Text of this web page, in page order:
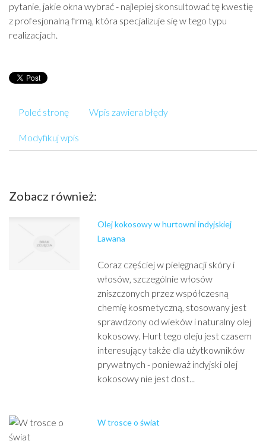
pytanie, jakie okna wybrać - najlepiej skonsultować tę kwestię
z profesjonalną firmą, która specjalizuje się w tego typu
realizacjach.
Poleć stronę Wpis zawiera błędy
Modyfikuj wpis
Zobacz również:
Olej kokosowy w hurtowni indyjskiej
Lawana
Coraz częściej w pielęgnacji skóry i
włosów, szczególnie włosów
zniszczonych przez współczesną
chemię kosmetyczną, stosowany jest
sprawdzony od wieków i naturalny olej
kokosowy. Hurt tego oleju jest czasem
interesujący także dla użytkowników
prywatnych - ponieważ indyjski olej
kokosowy nie jest dost...
W trosce o świat